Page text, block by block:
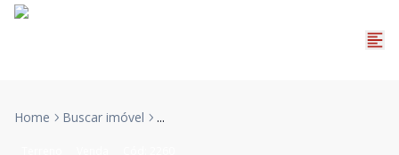
Home Buscar imóvel ...